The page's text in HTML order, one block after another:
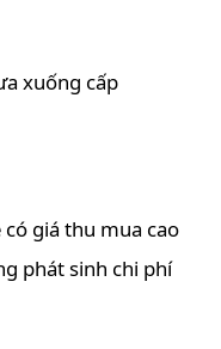
xuống cấp
giá thu mua cao
phát sinh chi phí